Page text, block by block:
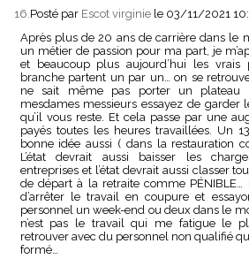
16.Posté par Escot virginie le 03/11/2021
Après plus de 20 ans de carrière dans le
un métier de passion pour ma part, je
et beaucoup plus aujourd’hui les vrais
branche partent un par un… on se
ne sait même pas porter un plateau
mesdames messieurs essayez de garder
qu’il vous reste. Et cela passe par une
payés toutes les heures travaillées. Un
bonne idée aussi ( dans la restauration
L’état devrait aussi baisser les
entreprises et l’état devrait aussi classer
de départ à la retraite comme PÉNIBLE…
d’arrêter le travail en coupure et
personnel un week-end ou deux dans le
n’est pas le travail qui me fatigue le
retrouver avec du personnel non qualifié
formé…